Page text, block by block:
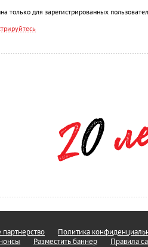
только для зарегистрированных
Политика
Разместить баннер Правила